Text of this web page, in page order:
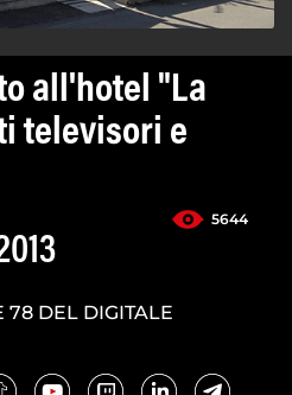
all'hotel "La
televisori e
5644
78 DEL DIGITALE